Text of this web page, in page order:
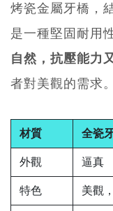
烤瓷金屬牙橋，
是一種堅固耐用
自然，抗壓能力
者對美觀的需求。
材質 全瓷
外觀 逼真
特色 美觀